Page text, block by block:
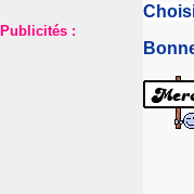
Publicités :